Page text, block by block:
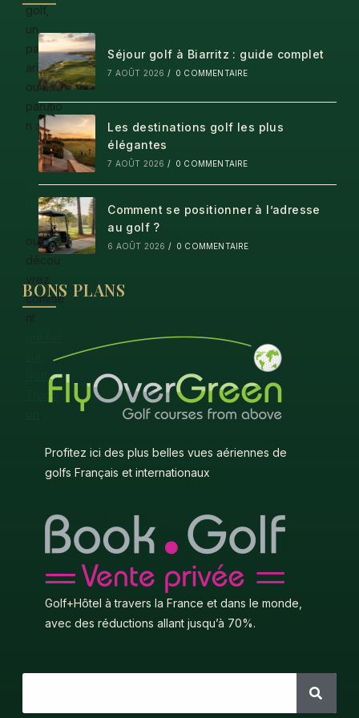
golf,
un
parten
ariat
ou une
parutio
n :
contac
tez-
moi
directe
ment
ou
décou
vrez
comme
nt
Traditi
Séjour golf à Biarritz : guide complet
7 AOÛT 2026 / 0 COMMENTAIRE
Les destinations golf les plus
élégantes
7 AOÛT 2026 / 0 COMMENTAIRE
Comment se positionner à l’adresse
au golf ?
6 AOÛT 2026 / 0 COMMENTAIRE
BONS PLANS
Profitez ici des plus belles vues aériennes de
golfs Français et internationaux
Golf+Hôtel à travers la France et dans le monde,
avec des réductions allant jusqu’à 70%.